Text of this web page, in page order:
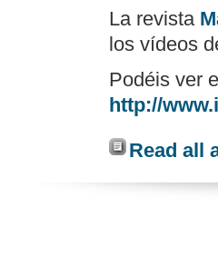
La revista
los vídeos
Podéis ver
http://
Read all